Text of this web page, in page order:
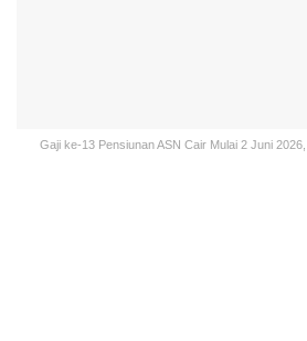
Gaji ke-13 Pensiunan ASN Cair Mulai 2 Juni